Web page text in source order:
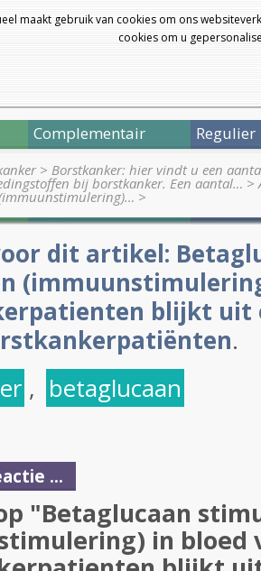
maakt gebruik van cookies om ons
cookies om u
Complementair Regulier
> Borstkanker: hier vindt u een
bij borstkanker. Een aantal… >
>
dit artikel:
blijkt uit
.
, betaglucaan
...
"Betaglucaan
in bloed